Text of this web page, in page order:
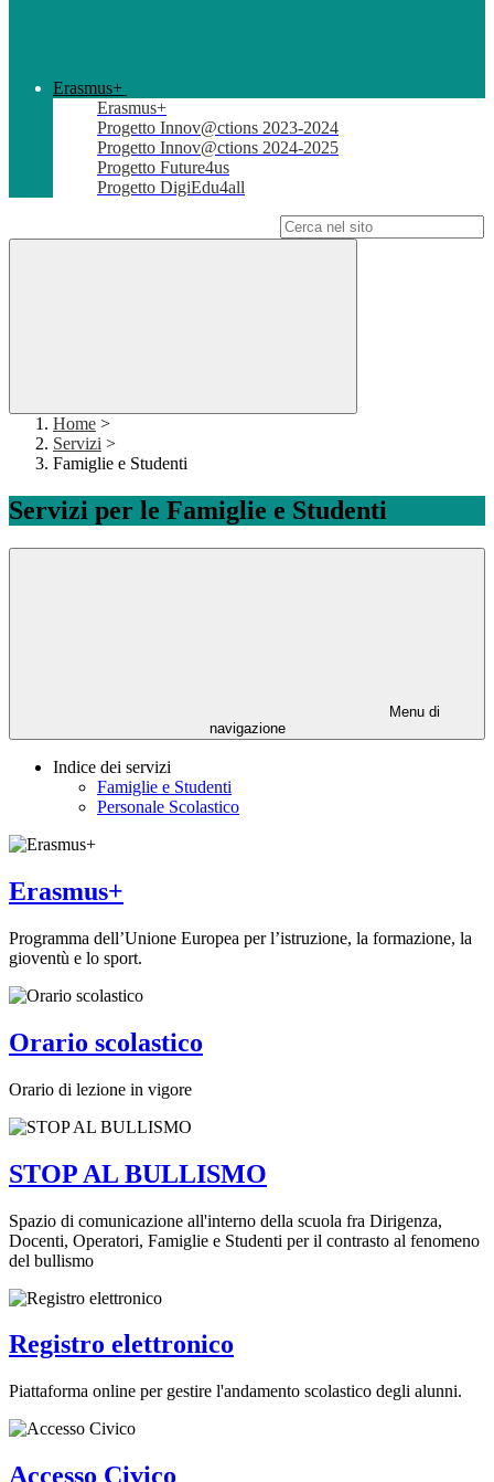
Erasmus+
Erasmus+
Progetto Innov@ctions 2023-2024
Progetto Innov@ctions 2024-2025
Progetto Future4us
Progetto DigiEdu4all
Home >
Servizi >
Famiglie e Studenti
Servizi per le Famiglie e Studenti
Menu di
navigazione
Indice dei servizi
Famiglie e Studenti
Personale Scolastico
Erasmus+
Programma dell’Unione Europea per l’istruzione, la formazione, la
gioventù e lo sport.
Orario scolastico
Orario di lezione in vigore
STOP AL BULLISMO
Spazio di comunicazione all'interno della scuola fra Dirigenza,
Docenti, Operatori, Famiglie e Studenti per il contrasto al fenomeno
del bullismo
Registro elettronico
Piattaforma online per gestire l'andamento scolastico degli alunni.
Accesso Civico